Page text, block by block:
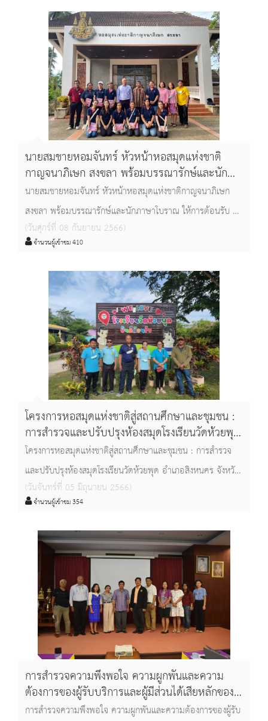
นายสมชายหอมจันทร์ หัวหน้าหอสมุดแห่งชาติ
กาญจนาภิเษก สงขลา พร้อมบรรณารักษ์และนัก
ภาษาโบราณ ให้การต้อนรับ นำชมและให้สัมภาษณ์
เกี่ยวกับการตลาด แก่นิสิตคณะบรรณารักษศาสตร์
นายสมชายหอมจันทร์ หัวหน้าหอสมุดแห่งชาติกาญจนาภิเษก
สงขลา พร้อมบรรณารักษ์และนักภาษาโบราณ ให้การต้อนรับ นำ
ชมและให้สัมภาษณ์เกี่ยวกับการตลาด แก่นิสิตคณะ
บรรณารักษศาสตร์ ชั้นปีที่ ๓ มหาวิทยาลัยทักษิณ จำนวน ๑๑
(วันศุกร์ที่ 08 กันยายน 2566)
จำนวนผู้เข้าชม 410
โครงการหอสมุดแห่งชาติสู่สถานศึกษาและชุมชน :
การสำรวจและปรับปรุงห้องสมุดโรงเรียนวัดห้วยพุด
อำเภอสิงหนคร จังหวัดสงขลา
โครงการหอสมุดแห่งชาติสู่สถานศึกษาและชุมชน : การสำรวจ
และปรับปรุงห้องสมุดโรงเรียนวัดห้วยพุด อำเภอสิงหนคร จังหวัด
สงขลา
(วันจันทร์ที่ 05 มิถุนายน 2566)
จำนวนผู้เข้าชม 354
การสำรวจความพึงพอใจ ความผูกพันและความ
ต้องการของผู้รับบริการและผู้มีส่วนได้เสียหลักของ
หน่วยงานให้บริการในสังกัดกรมศิลปากร
การสำรวจความพึงพอใจ ความผูกพันและความต้องการของผู้รับ